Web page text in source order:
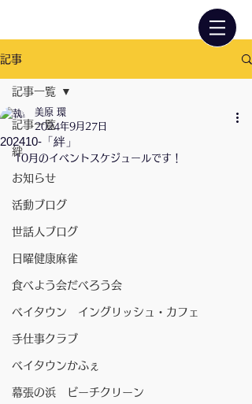
記事
記事一覧
絆
お知らせ
活動ブログ
世話人ブログ
日曜健康麻雀
食べよう会だべろう会
ベイタウン イングリッシュ・カフェ
手仕事クラブ
ベイタウンかふぇ
幕張の浜 ビーチクリーン
記事一覧
202410-「絆」
美原 環
2024年9月27日
10月のイベントスケジュールです！